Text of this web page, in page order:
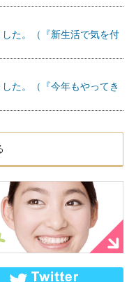
た。（『新生活で気を付
た。（『今年もやってき